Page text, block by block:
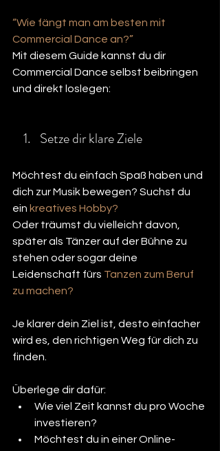
“Wie fängt man am besten mit
Commercial Dance an?”
Mit diesem Guide kannst du dir
Commercial Dance selbst beibringen
und direkt loslegen:
Setze dir klare Ziele
Möchtest du einfach Spaß haben und
dich zur Musik bewegen? Suchst du
ein kreatives Hobby?
Oder träumst du vielleicht davon,
später als Tänzer auf der Bühne zu
stehen oder sogar deine
Leidenschaft fürs Tanzen zum Beruf
zu machen?
Je klarer dein Ziel ist, desto einfacher
wird es, den richtigen Weg für dich zu
finden.
Überlege dir dafür:
Wie viel Zeit kannst du pro Woche
investieren?
Möchtest du in einer Online-